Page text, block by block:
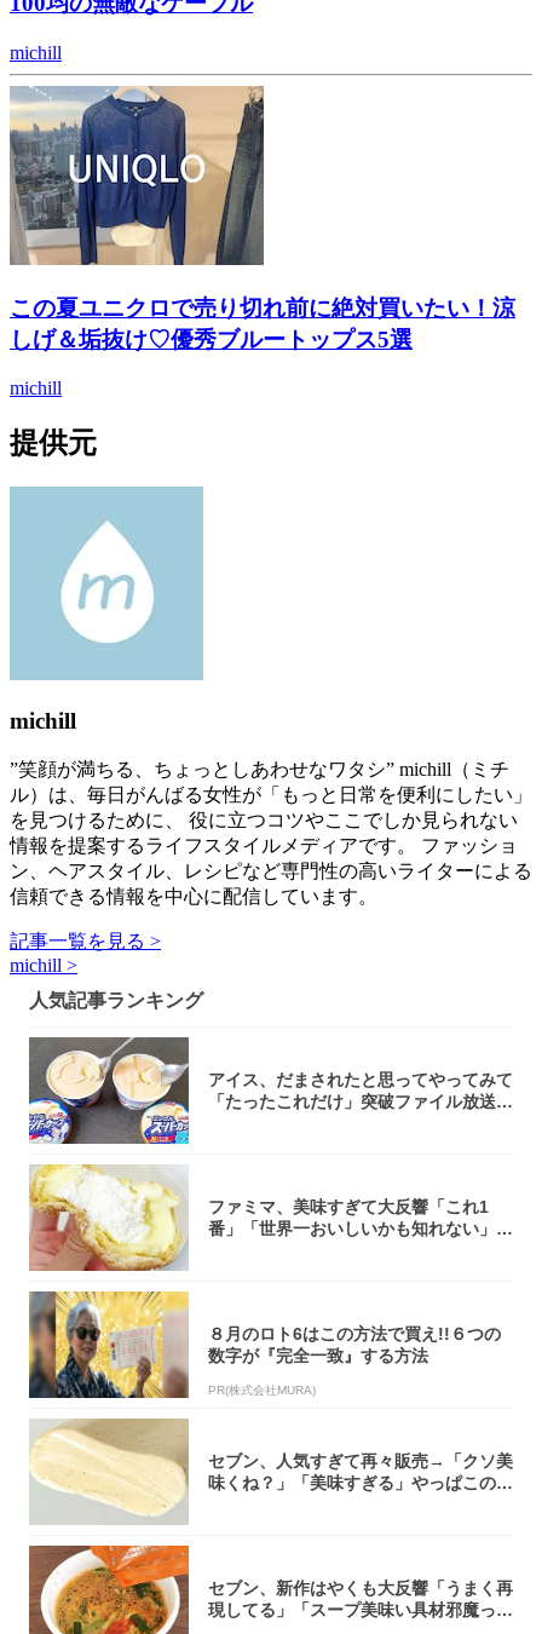
michill
この夏ユニクロで売り切れ前に絶対買いたい！涼
しげ＆垢抜け♡優秀ブルートップス5選
michill
提供元
michill
”笑顔が満ちる、ちょっとしあわせなワタシ” michill（ミチ
ル）は、毎日がんばる女性が「もっと日常を便利にしたい」
を見つけるために、 役に立つコツやここでしか見られない
情報を提案するライフスタイルメディアです。 ファッショ
ン、ヘアスタイル、レシピなど専門性の高いライターによる
信頼できる情報を中心に配信しています。
記事一覧を見る >
michill >
人気記事ランキング
アイス、だまされたと思ってやってみて
「たったこれだけ」突破ファイル放送で
ファミマ、美味すぎて大反響「これ1
番」「世界一おいしいかも知れない」
８月のロト6はこの方法で買え!!６つの
数字が『完全一致』する方法
PR(株式会社MURA)
セブン、人気すぎて再々販売→「クソ美
味くね？」「美味すぎる」やっぱこのク
セブン、新作はやくも大反響「うまく再
現してる」「スープ美味い具材邪魔って